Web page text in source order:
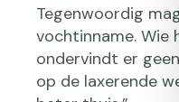
Tegenwoordig
vochtinname. Wie
ondervindt er
op de laxerende